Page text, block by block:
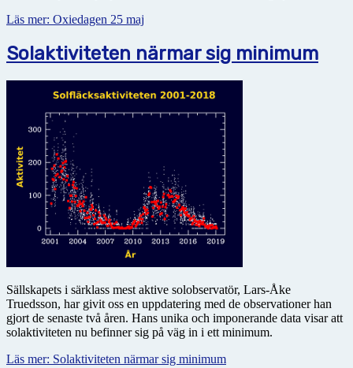
Läs mer: Oxiedagen 25 maj
Solaktiviteten närmar sig minimum
Sällskapets i särklass mest aktive solobservatör, Lars-Åke
Truedsson, har givit oss en uppdatering med de observationer han
gjort de senaste två åren. Hans unika och imponerande data visar att
solaktiviteten nu befinner sig på väg in i ett minimum.
Läs mer: Solaktiviteten närmar sig minimum